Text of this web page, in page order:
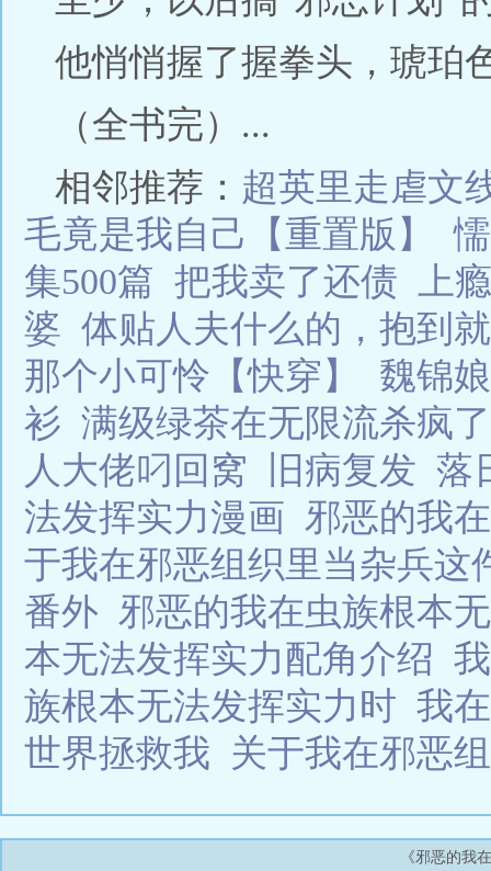
他悄悄握了握拳头，琥珀
（全书完）...
相邻推荐： 超英里走虐文
毛竟是我自己【重置版】
集500篇 把我卖了还债
上
婆 体贴人夫什么的，抱到
那个小可怜【快穿】
魏锦
衫 满级绿茶在无限流杀疯了
人大佬叼回窝
旧病复发 落
法发挥实力漫画 邪恶的我
于我在邪恶组织里当杂兵
番外 邪恶的我在虫族根本
本无法发挥实力配角介绍
族根本无法发挥实力时 我
世界拯救我 关于我在邪恶
《邪恶的我